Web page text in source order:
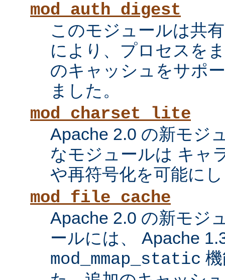
mod_auth_digest
このモジュールは共
により、プロセスを
のキャッシュをサポ
ました。
mod_charset_lite
Apache 2.0 の新モジ
なモジュールは キャ
や再符号化を可能に
mod_file_cache
Apache 2.0 の新モジ
ールには、 Apache
mod_mmap_static